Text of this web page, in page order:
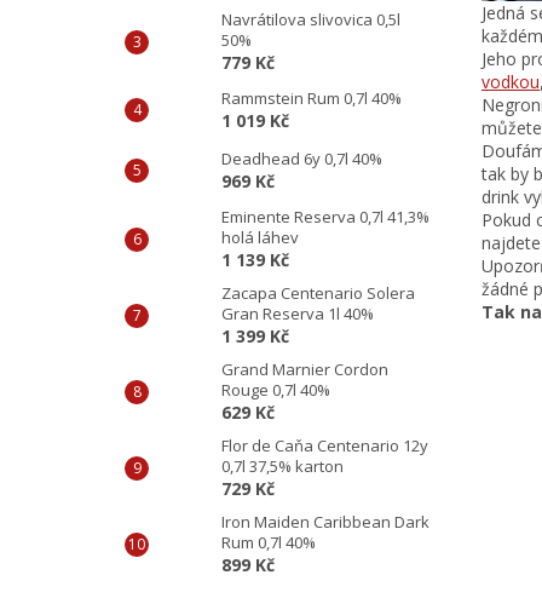
Navrátilova slivovica 0,5l
50%
779 Kč
Rammstein Rum 0,7l 40%
1 019 Kč
Deadhead 6y 0,7l 40%
969 Kč
Eminente Reserva 0,7l 41,3%
holá láhev
1 139 Kč
Zacapa Centenario Solera
Gran Reserva 1l 40%
1 399 Kč
Grand Marnier Cordon
Rouge 0,7l 40%
629 Kč
Flor de Caňa Centenario 12y
0,7l 37,5% karton
729 Kč
Iron Maiden Caribbean Dark
Rum 0,7l 40%
899 Kč
Jedná
Jeho
vodkou
tak by
drink
Pokud
žádné
Tak